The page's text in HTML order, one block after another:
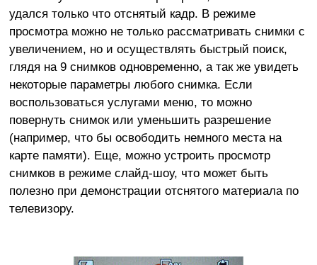
удался только что отснятый кадр. В режиме
просмотра можно не только рассматривать снимки с
увеличением, но и осуществлять быстрый поиск,
глядя на 9 снимков одновременно, а так же увидеть
некоторые параметры любого снимка. Если
воспользоваться услугами меню, то можно
повернуть снимок или уменьшить разрешение
(например, что бы освободить немного места на
карте памяти). Еще, можно устроить просмотр
снимков в режиме слайд-шоу, что может быть
полезно при демонстрации отснятого материала по
телевизору.